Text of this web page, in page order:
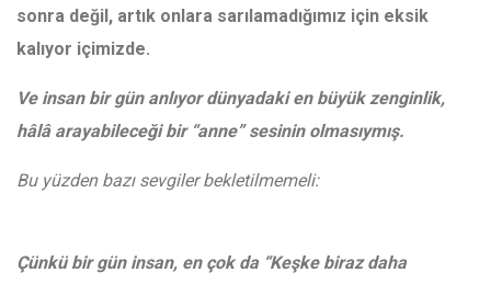
sonra değil, artık onlara sarılamadığımız için eksik
kalıyor içimizde.
Ve insan bir gün anlıyor dünyadaki en büyük zenginlik,
hâlâ arayabileceği bir “anne” sesinin olmasıymış.
Bu yüzden bazı sevgiler bekletilmemeli:
Çünkü bir gün insan, en çok da “Keşke biraz daha